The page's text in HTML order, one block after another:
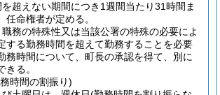
超えない期間につき1週間当たり31時間ま
任命権者が定める。
務の特殊性又は当該公署の特殊の必要によ
する勤務時間を超えて勤務することを必要
務時間について、町長の承認を得て、別に
きる。
時間の割振り)